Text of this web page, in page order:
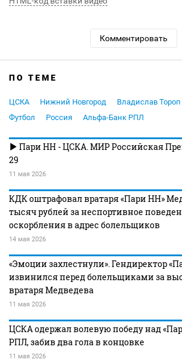
Комментировать
ПО ТЕМЕ
ЦСКА Нижний Новгород Владислав Тороп
Футбол
Россия Альфа-Банк РПЛ
Пари НН - ЦСКА. МИР Российская
29
11 мая 2026
КДК оштрафовал вратаря «Пари НН»
тысяч рублей за неспортивное
оскорбления в адрес болельщиков
14 мая 2026
«Эмоции захлестнули». Гендиректор
извинился перед болельщиками за
вратаря Медведева
11 мая 2026
ЦСКА одержал волевую победу над
РПЛ, забив два гола в концовке
11 мая 2026